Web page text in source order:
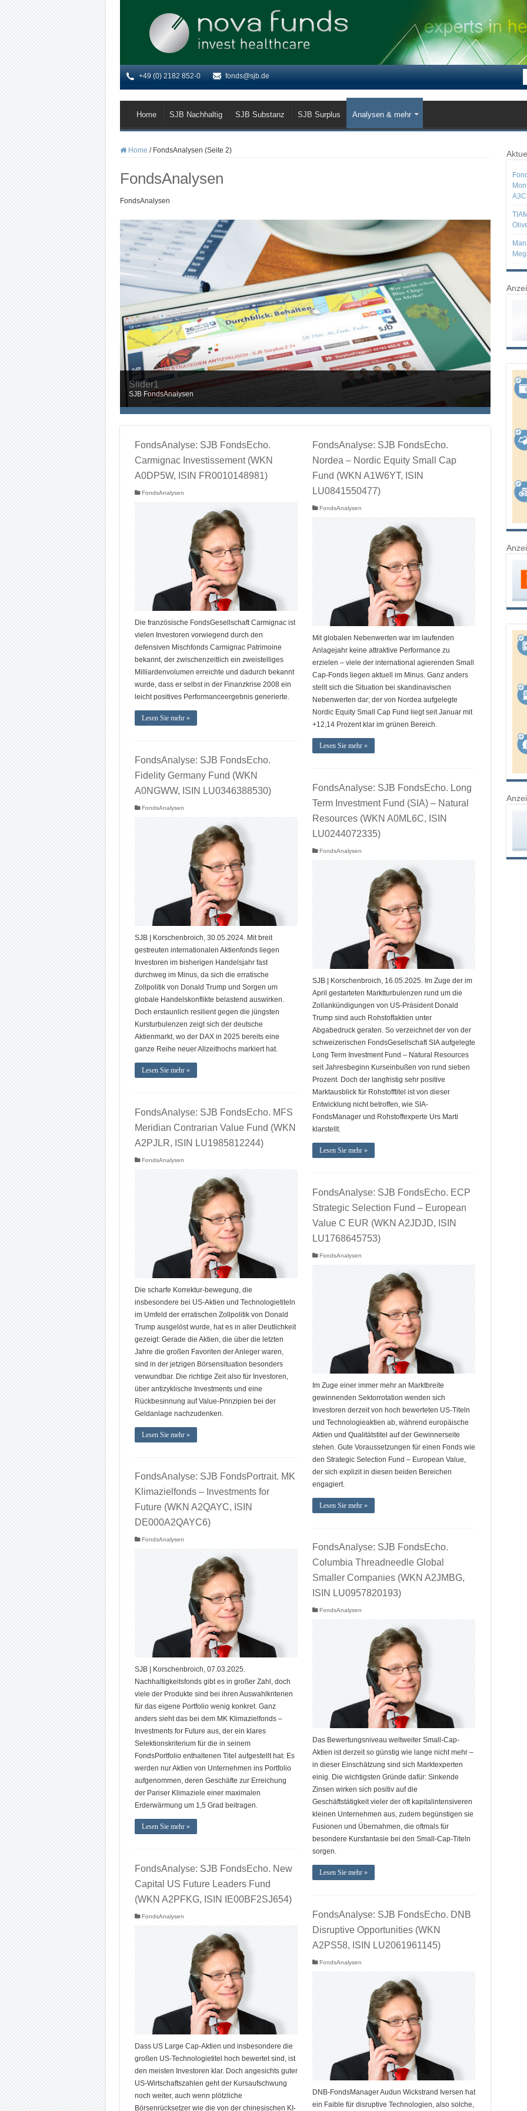
+49 (0) 2182 852-0 fonds@sjb.de
Home SJB Nachhaltig SJB Substanz SJB Surplus Analysen & mehr
Home / FondsAnalysen (Seite 2)
FondsAnalysen
FondsAnalysen
SJB FondsAnalysen
SJB ManagerSichten
FondsAnalyse: SJB FondsEcho.
Carmignac Investissement (WKN
A0DP5W, ISIN FR0010148981)
FondsAnalysen
Die französische FondsGesellschaft Carmignac ist
vielen Investoren vorwiegend durch den
defensiven Mischfonds Carmignac Patrimoine
bekannt, der zwischenzeitlich ein zweistelliges
Milliardenvolumen erreichte und dadurch bekannt
wurde, dass er selbst in der Finanzkrise 2008 ein
leicht positives Performanceergebnis generierte.
Lesen Sie mehr »
FondsAnalyse: SJB FondsEcho.
Nordea – Nordic Equity Small Cap
Fund (WKN A1W6YT, ISIN
LU0841550477)
FondsAnalysen
Mit globalen Nebenwerten war im laufenden
Anlagejahr keine attraktive Performance zu
erzielen – viele der international agierenden Small
Cap-Fonds liegen aktuell im Minus. Ganz anders
stellt sich die Situation bei skandinavischen
Nebenwerten dar; der von Nordea aufgelegte
Nordic Equity Small Cap Fund liegt seit Januar mit
+12,14 Prozent klar im grünen Bereich.
Lesen Sie mehr »
FondsAnalyse: SJB FondsEcho.
Fidelity Germany Fund (WKN
A0NGWW, ISIN LU0346388530)
FondsAnalysen
SJB | Korschenbroich, 30.05.2024. Mit breit
gestreuten internationalen Aktienfonds liegen
Investoren im bisherigen Handelsjahr fast
durchweg im Minus, da sich die erratische
Zollpolitik von Donald Trump und Sorgen um
globale Handelskonflikte belastend auswirken.
Doch erstaunlich resilient gegen die jüngsten
Kursturbulenzen zeigt sich der deutsche
Aktienmarkt, wo der DAX in 2025 bereits eine
ganze Reihe neuer Allzeithochs markiert hat.
Lesen Sie mehr »
FondsAnalyse: SJB FondsEcho. Long
Term Investment Fund (SIA) – Natural
Resources (WKN A0ML6C, ISIN
LU0244072335)
FondsAnalysen
SJB | Korschenbroich, 16.05.2025. Im Zuge der im
April gestarteten Marktturbulenzen rund um die
Zollankündigungen von US-Präsident Donald
Trump sind auch Rohstoffaktien unter
Abgabedruck geraten. So verzeichnet der von der
schweizerischen FondsGesellschaft SIA aufgelegte
Long Term Investment Fund – Natural Resources
seit Jahresbeginn Kurseinbußen von rund sieben
Prozent. Doch der langfristig sehr positive
Marktausblick für Rohstofftitel ist von dieser
Entwicklung nicht betroffen, wie SIA-
FondsManager und Rohstoffexperte Urs Marti
klarstellt.
Lesen Sie mehr »
FondsAnalyse: SJB FondsEcho. MFS
Meridian Contrarian Value Fund (WKN
A2PJLR, ISIN LU1985812244)
FondsAnalysen
Die scharfe Korrektur-bewegung, die
insbesondere bei US-Aktien und Technologietiteln
im Umfeld der erratischen Zollpolitik von Donald
Trump ausgelöst wurde, hat es in aller Deutlichkeit
gezeigt: Gerade die Aktien, die über die letzten
Jahre die großen Favoriten der Anleger waren,
sind in der jetzigen Börsensituation besonders
verwundbar. Die richtige Zeit also für Investoren,
über antizyklische Investments und eine
Rückbesinnung auf Value-Prinzipien bei der
Geldanlage nachzudenken.
Lesen Sie mehr »
FondsAnalyse: SJB FondsEcho. ECP
Strategic Selection Fund – European
Value C EUR (WKN A2JDJD, ISIN
LU1768645753)
FondsAnalysen
Im Zuge einer immer mehr an Marktbreite
gewinnenden Sektorrotation wenden sich
Investoren derzeit von hoch bewerteten US-Titeln
und Technologieaktien ab, während europäische
Aktien und Qualitätstitel auf der Gewinnerseite
stehen. Gute Voraussetzungen für einen Fonds wie
den Strategic Selection Fund – European Value,
der sich explizit in diesen beiden Bereichen
engagiert.
Lesen Sie mehr »
FondsAnalyse: SJB FondsPortrait. MK
Klimazielfonds – Investments for
Future (WKN A2QAYC, ISIN
DE000A2QAYC6)
FondsAnalysen
SJB | Korschenbroich, 07.03.2025.
Nachhaltigkeitsfonds gibt es in großer Zahl, doch
viele der Produkte sind bei ihren Auswahlkriterien
für das eigene Portfolio wenig konkret. Ganz
anders sieht das bei dem MK Klimazielfonds –
Investments for Future aus, der ein klares
Selektionskriterium für die in seinem
FondsPortfolio enthaltenen Titel aufgestellt hat: Es
werden nur Aktien von Unternehmen ins Portfolio
aufgenommen, deren Geschäfte zur Erreichung
der Pariser Klimaziele einer maximalen
Erderwärmung um 1,5 Grad beitragen.
Lesen Sie mehr »
FondsAnalyse: SJB FondsEcho.
Columbia Threadneedle Global
Smaller Companies (WKN A2JMBG,
ISIN LU0957820193)
FondsAnalysen
Das Bewertungsniveau weltweiter Small-Cap-
Aktien ist derzeit so günstig wie lange nicht mehr –
in dieser Einschätzung sind sich Marktexperten
einig. Die wichtigsten Gründe dafür: Sinkende
Zinsen wirken sich positiv auf die
Geschäftstätigkeit vieler der oft kapitalintensiveren
kleinen Unternehmen aus, zudem begünstigen sie
Fusionen und Übernahmen, die oftmals für
besondere Kursfantasie bei den Small-Cap-Titeln
sorgen.
Lesen Sie mehr »
FondsAnalyse: SJB FondsEcho. New
Capital US Future Leaders Fund
(WKN A2PFKG, ISIN IE00BF2SJ654)
FondsAnalysen
Dass US Large Cap-Aktien und insbesondere die
großen US-Technologietitel hoch bewertet sind, ist
den meisten Investoren klar. Doch angesichts guter
US-Wirtschaftszahlen geht der Kursaufschwung
noch weiter, auch wenn plötzliche
Börsenrücksetzer wie die von der chinesischen KI-
FondsAnalyse: SJB FondsEcho. DNB
Disruptive Opportunities (WKN
A2PS58, ISIN LU2061961145)
FondsAnalysen
DNB-FondsManager Audun Wickstrand Iversen hat
ein Faible für disruptive Technologien, also solche,